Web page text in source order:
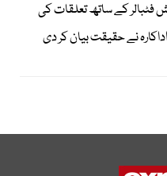
فٹبالر کے ساتھ تعلقات کی
نے حقیقت بیان کر دی